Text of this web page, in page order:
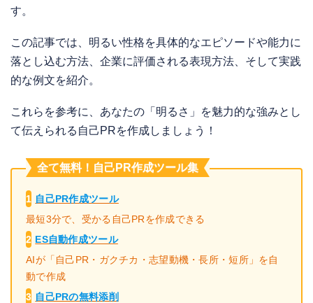
す。
この記事では、明るい性格を具体的なエピソードや能力に
落とし込む方法、企業に評価される表現方法、そして実践
的な例文を紹介。
これらを参考に、あなたの「明るさ」を魅力的な強みとし
て伝えられる自己PRを作成しましょう！
全て無料！自己PR作成ツール集
1 自己PR作成ツール
最短3分で、受かる自己PRを作成できる
2 ES自動作成ツール
AIが「自己PR・ガクチカ・志望動機・長所・短所」を自
動で作成
3 自己PRの無料添削